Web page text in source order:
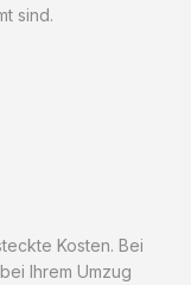
sind.
Kosten. Bei
Ihrem Umzug